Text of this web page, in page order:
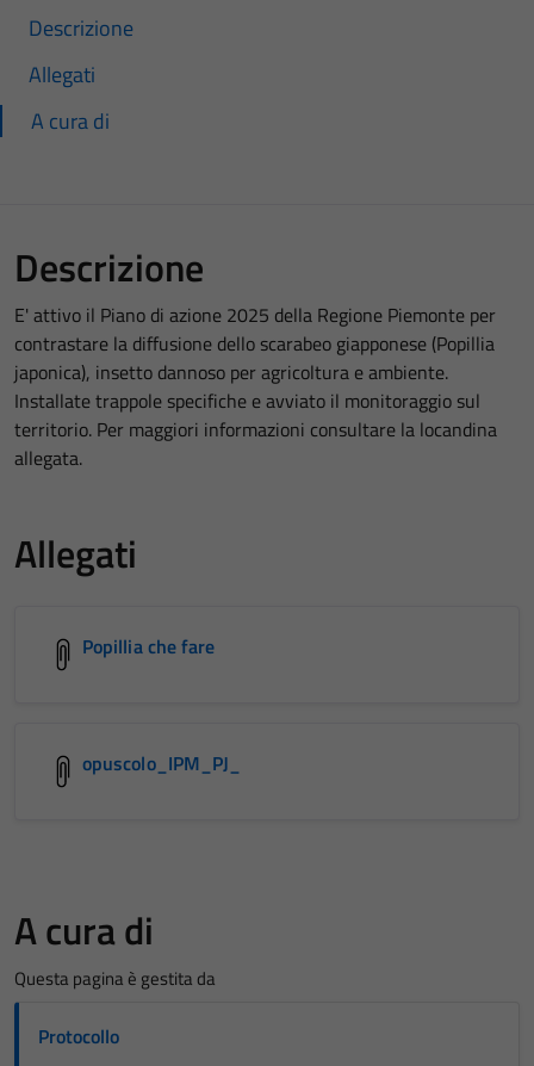
Descrizione
Allegati
A cura di
Descrizione
E' attivo il Piano di azione 2025 della Regione Piemonte per
contrastare la diffusione dello scarabeo giapponese (Popillia
japonica), insetto dannoso per agricoltura e ambiente.
Installate trappole specifiche e avviato il monitoraggio sul
territorio. Per maggiori informazioni consultare la locandina
allegata.
Allegati
Popillia che fare
opuscolo_IPM_PJ_
A cura di
Questa pagina è gestita da
Protocollo